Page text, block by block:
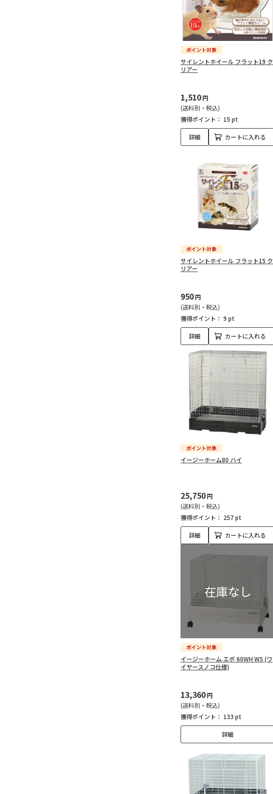
サイレントホイール フラット19 ク
リアー
1,510円
(送料別・税込)
獲得ポイント： 15 pt
詳細 カートに入れる
サイレントホイール フラット15 ク
リアー
950円
(送料別・税込)
獲得ポイント： 9 pt
詳細 カートに入れる
イージーホーム80 ハイ
25,750円
(送料別・税込)
獲得ポイント： 257 pt
詳細 カートに入れる
イージーホーム エボ 60WH WS (ワ
イヤースノコ仕様)
13,360円
(送料別・税込)
獲得ポイント： 133 pt
詳細